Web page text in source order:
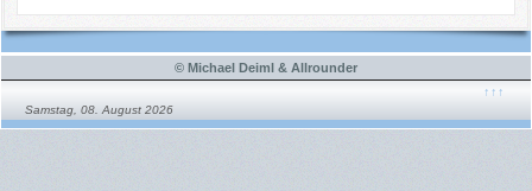
© Michael Deiml & Allrounder
↑↑↑
Samstag, 08. August 2026